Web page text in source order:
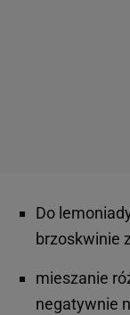
Do
brzoskwinie
mieszanie
negatywnie